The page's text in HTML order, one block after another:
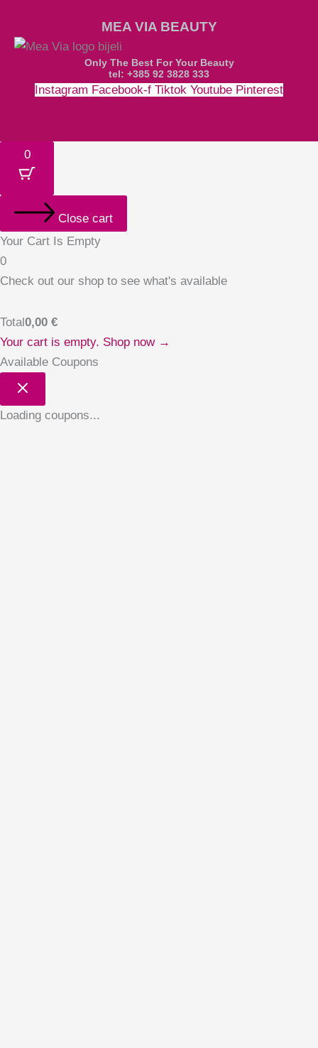
MEA VIA BEAUTY
Only The Best For Your Beauty
tel: +385 92 3828 333
Instagram Facebook-f Tiktok Youtube Pinterest
0
Close cart
Your Cart Is Empty
0
Check out our shop to see what's available
Total0,00 €
Your cart is empty. Shop now →
Available Coupons
Loading coupons...